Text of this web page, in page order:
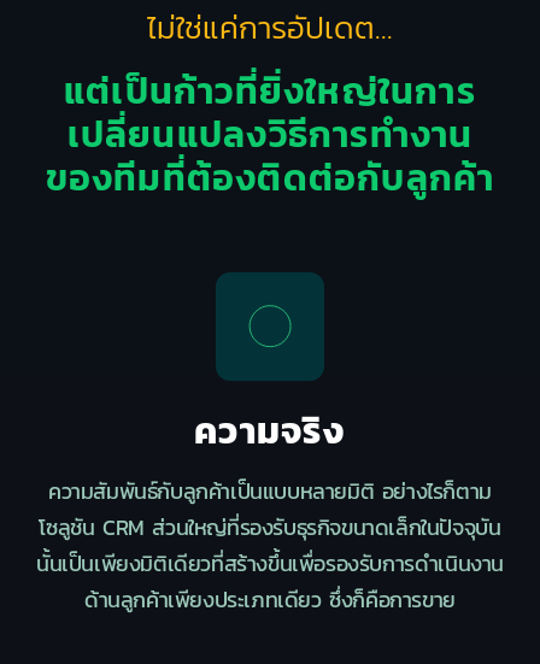
ไม่ใช่แค่การอัปเดต...
แต่เป็นก้าวที่ยิ่งใหญ่ในการ
เปลี่ยนแปลงวิธีการทำงาน
ของทีมที่ต้องติดต่อกับลูกค้า
ความจริง
ความสัมพันธ์กับลูกค้าเป็นแบบหลายมิติ อย่างไรก็ตาม
โซลูชัน CRM ส่วนใหญ่ที่รองรับธุรกิจขนาดเล็กในปัจจุบัน
นั้นเป็นเพียงมิติเดียวที่สร้างขึ้นเพื่อรองรับการดำเนินงาน
ด้านลูกค้าเพียงประเภทเดียว ซึ่งก็คือการขาย